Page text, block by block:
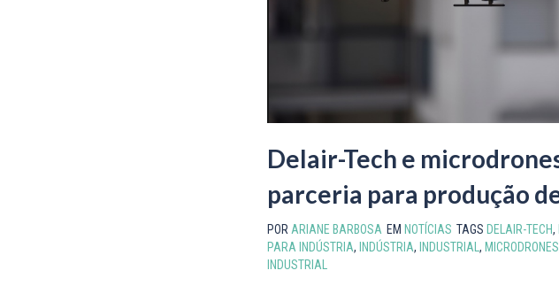
Delair-Tech e
parceria para produção
POR ARIANE BARBOSA EM NOTÍCIAS TAGS DELAIR-TECH,
PARA INDÚSTRIA, INDÚSTRIA, INDUSTRIAL , MICRODRONES
INDUSTRIAL